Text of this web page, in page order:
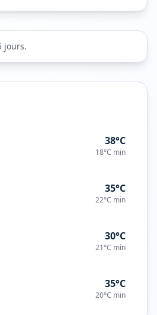
jours.
38°C
18°C min
35°C
22°C min
30°C
21°C min
35°C
20°C min